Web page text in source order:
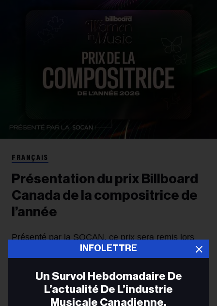
INFOLETTRE
Un Survol Hebdomadaire De
L’actualité De L’industrie
Musicale Canadienne.
FRANÇAIS
Présentation du prix Billboard
Canada de la compositrice de
l’année
Présenté par la SOCAN, ce prix sera remis lors
des Billboard Canada Women in Music 2026 afin
de célébrer les femmes de talent qui façonnent la
musique canadienne par l’écriture et la